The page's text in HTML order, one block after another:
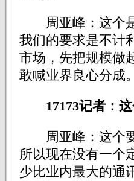
周亚峰：这个是
我们的要求是不计
市场，先把规模做
敢喊业界良心分成。
17173记者：
周亚峰：这个要
所以现在没有一个
少比业内最大的通